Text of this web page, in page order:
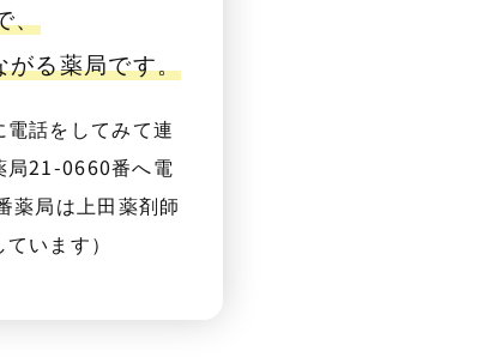
、
る薬局です。
話をしてみて連
局21-0660番へ電
薬局は上田薬剤師
います）